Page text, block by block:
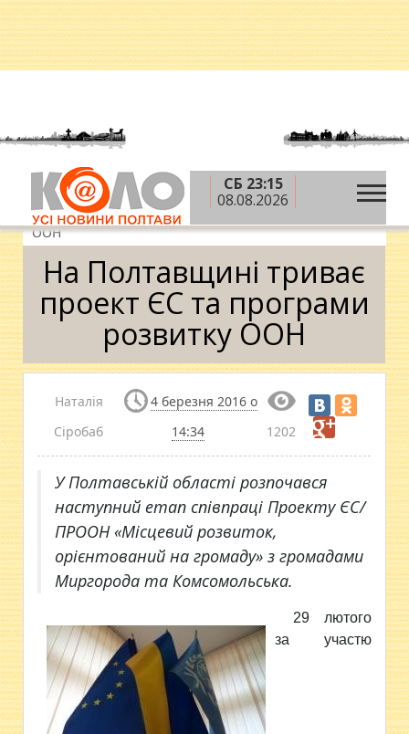
СБ 23:15
08.08.2026
Головна » Новини » Суспільство
Полтавщині триває проект ЄС та програми розвитку
ООН
На Полтавщині триває
проект ЄС та програми
розвитку ООН
Наталія
Сіробаб
4 березня 2016 о
14:34
1202
У Полтавській області розпочався
наступний етап співпраці Проекту ЄС/
ПРООН «Місцевий розвиток,
орієнтований на громаду» з громадами
Миргорода та Комсомольська.
29 лютого
за участю